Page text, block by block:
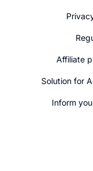
Affiliate
Solution for
Inform